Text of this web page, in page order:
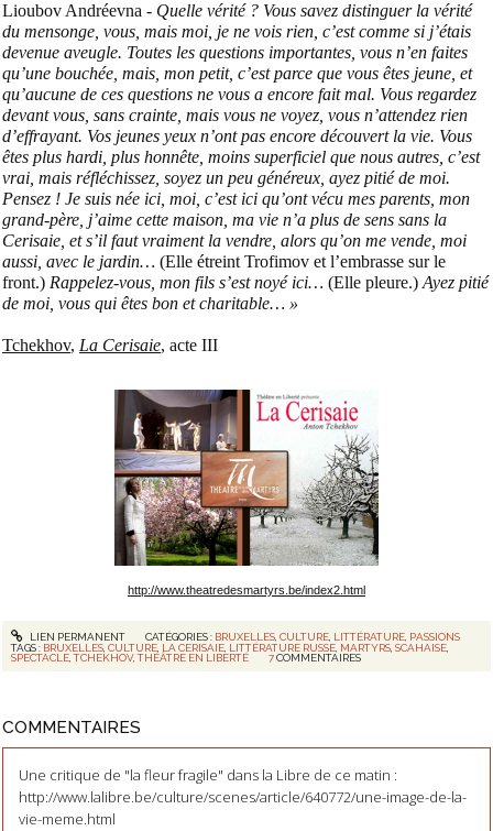
Lioubov Andréevna - Quelle vérité ? Vous savez distinguer la vérité
du mensonge, vous, mais moi, je ne vois rien, c’est comme si j’étais
devenue aveugle. Toutes les questions importantes, vous n’en faites
qu’une bouchée, mais, mon petit, c’est parce que vous êtes jeune, et
qu’aucune de ces questions ne vous a encore fait mal. Vous regardez
devant vous, sans crainte, mais vous ne voyez, vous n’attendez rien
d’effrayant. Vos jeunes yeux n’ont pas encore découvert la vie. Vous
êtes plus hardi, plus honnête, moins superficiel que nous autres, c’est
vrai, mais réfléchissez, soyez un peu généreux, ayez pitié de moi.
Pensez ! Je suis née ici, moi, c’est ici qu’ont vécu mes parents, mon
grand-père, j’aime cette maison, ma vie n’a plus de sens sans la
Cerisaie, et s’il faut vraiment la vendre, alors qu’on me vende, moi
aussi, avec le jardin… (Elle étreint Trofimov et l’embrasse sur le
front.) Rappelez-vous, mon fils s’est noyé ici… (Elle pleure.)Ayez pitié
de moi, vous qui êtes bon et charitable… »
Tchekhov, La Cerisaie, acte III
http://www.theatredesmartyrs.be/index2.html
LIEN PERMANENT CATÉGORIES : BRUXELLES, CULTURE, LITTÉRATURE, PASSIONS
TAGS : BRUXELLES,CULTURE, LA CERISAIE, LITTÉRATURE RUSSE, MARTYRS,SCAHAISE,
SPECTACLE,TCHEKHOV,THÉÂTRE EN LIBERTÉ 7 COMMENTAIRES
COMMENTAIRES
Une critique de "la fleur fragile" dans la Libre de ce matin :
http://www.lalibre.be/culture/scenes/article/640772/une-image-de-la-
vie-meme.html